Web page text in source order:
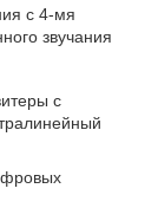
с 4-мя
звучания
с